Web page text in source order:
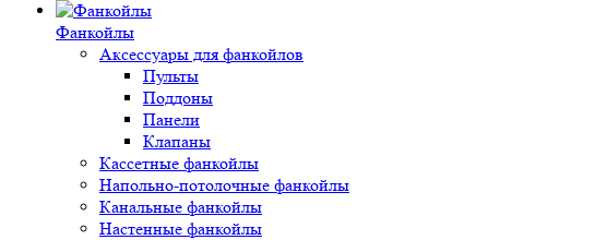
Фанкойлы
Аксессуары для фанкойлов
Пульты
Поддоны
Панели
Клапаны
Кассетные фанкойлы
Напольно-потолочные фанкойлы
Канальные фанкойлы
Настенные фанкойлы